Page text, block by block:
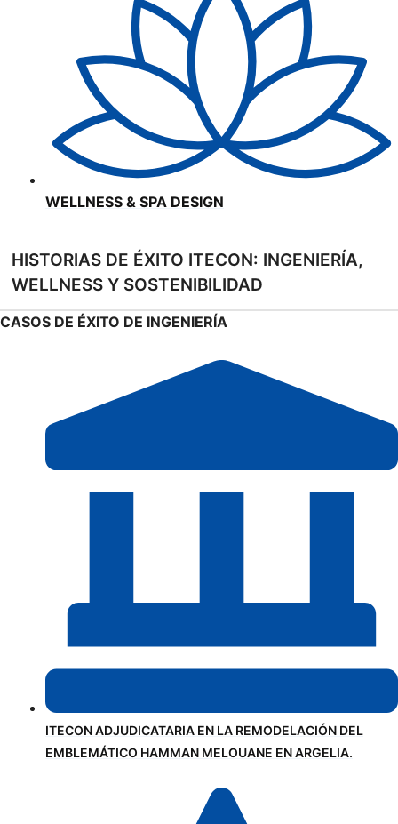
WELLNESS & SPA DESIGN
HISTORIAS DE ÉXITO ITECON: INGENIERÍA,
WELLNESS Y SOSTENIBILIDAD
CASOS DE ÉXITO DE INGENIERÍA
ITECON ADJUDICATARIA EN LA REMODELACIÓN DEL
EMBLEMÁTICO HAMMAN MELOUANE EN ARGELIA.